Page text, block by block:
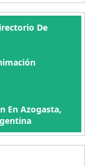
De
En Azogasta,